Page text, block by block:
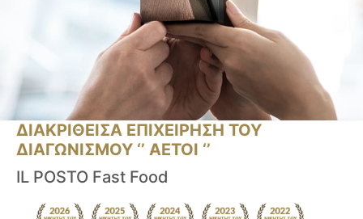
ΔΙΑΚΡΙΘΕΙΣΑ ΕΠΙΧΕΙΡΗΣΗ ΤΟΥ
ΔΙΑΓΩΝΙΣΜΟΥ ‘’ ΑΕΤΟΙ ‘’
IL POSTO Fast Food